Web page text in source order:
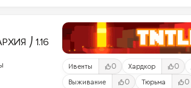
⎠ 1.16
Ивенты 0 Хардкор 0
Выживание 0 Тюрьма 0